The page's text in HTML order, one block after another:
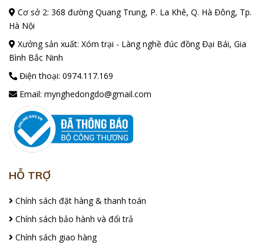
Cơ sở 2: 368 đường Quang Trung, P. La Khê, Q. Hà Đông, Tp.
Hà Nội
Xưởng sản xuất: Xóm trại - Làng nghề đúc đồng Đại Bái, Gia
Bình Bắc Ninh
Điện thoại: 0974.117.169
Email: mynghedongdo@gmail.com
HỖ TRỢ
Chính sách đặt hàng & thanh toán
Chính sách bảo hành và đổi trả
Chính sách giao hàng